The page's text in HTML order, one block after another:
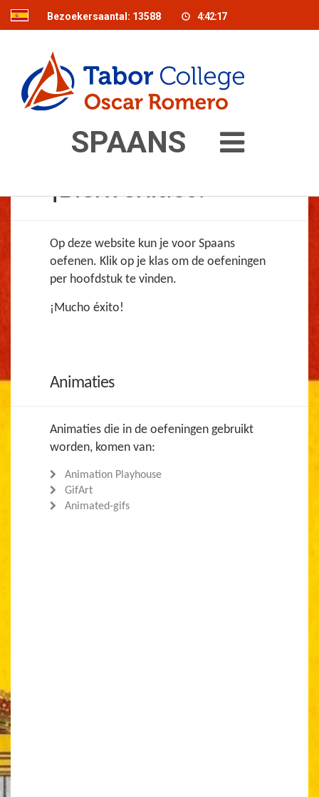
Bezoekersaantal: 13588 4:42:17
SPAANS
¡Bienvenido​s​!
Op deze website kun je voor Spaans
oefenen. Klik op je klas om de oefeningen
per hoofdstuk te vinden.
¡Mucho éxito!
Animaties
Animaties die in de oefeningen gebruikt
worden, komen van:
Animation Playhouse
GifArt
Animated-gifs